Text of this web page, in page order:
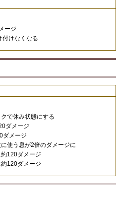
ージ
付けなくなる
で休み状態にする
ダメージ
ダメージ
に使う息が2倍のダメージに
約120ダメージ
約120ダメージ